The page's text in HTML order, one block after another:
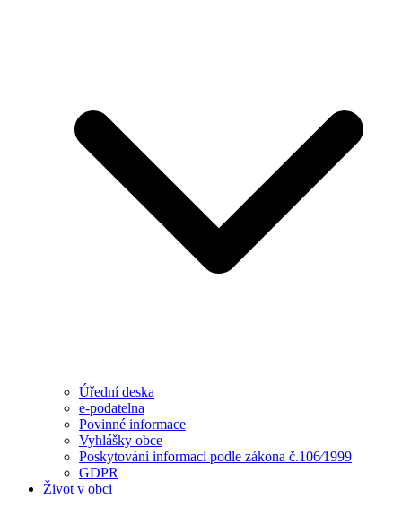
Úřední deska
e-podatelna
Povinné informace
Vyhlášky obce
Poskytování informací podle zákona č.106⁄1999
GDPR
Život v obci